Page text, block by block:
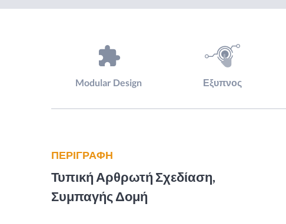
Modular Design Εξυπνος
ΠΕΡΙΓΡΑΦΗ
Τυπική Αρθρωτή Σχεδίαση,
Συμπαγής Δομή